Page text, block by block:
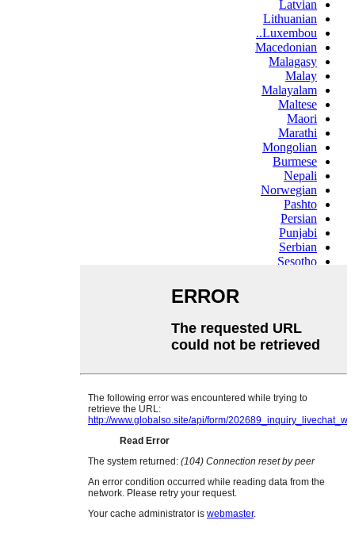
Latvian
Lithuanian
Luxembou..
Macedonian
Malagasy
Malay
Malayalam
Maltese
Maori
Marathi
Mongolian
Burmese
Nepali
Norwegian
Pashto
Persian
Punjabi
Serbian
Sesotho
Samoan
Scots Gaelic
Sindhi
Swahili
Tajik
Thai
Ukrainian
Urdu